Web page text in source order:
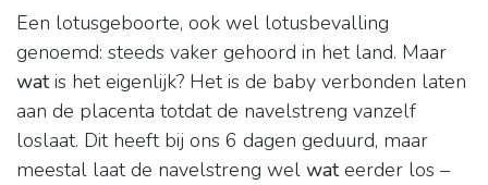
Een lotusgeboorte, ook wel lotusbevalling
genoemd: steeds vaker gehoord in het land. Maar
watis het eigenlijk? Het is de baby verbonden laten
aan de placenta totdat de navelstreng vanzelf
loslaat. Dit heeft bij ons 6 dagen geduurd, maar
meestal laat de navelstreng wel wateerder los –